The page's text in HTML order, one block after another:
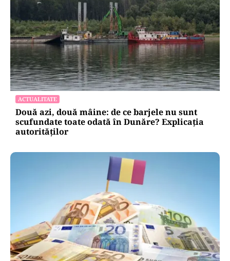
ACTUALITATE
Două azi, două mâine: de ce barjele nu sunt
scufundate toate odată în Dunăre? Explicația
autorităților